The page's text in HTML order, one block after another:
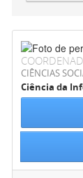
CIÊNCIAS
Ciência da